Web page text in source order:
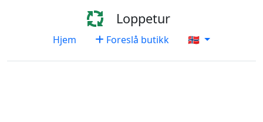
Loppetur
Hjem Foreslå butikk 🇳🇴